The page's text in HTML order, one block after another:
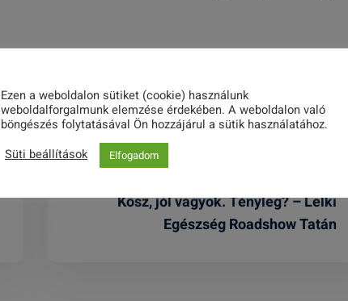
Share this post
Kösz, jól vagyok. Tényleg? – Lelki
Egészség Roadshow Tatán
Ezen a weboldalon sütiket (cookie) használunk
weboldalforgalmunk elemzése érdekében. A weboldalon való
böngészés folytatásával Ön hozzájárul a sütik használatához.
Süti beállítások
Elfogadom